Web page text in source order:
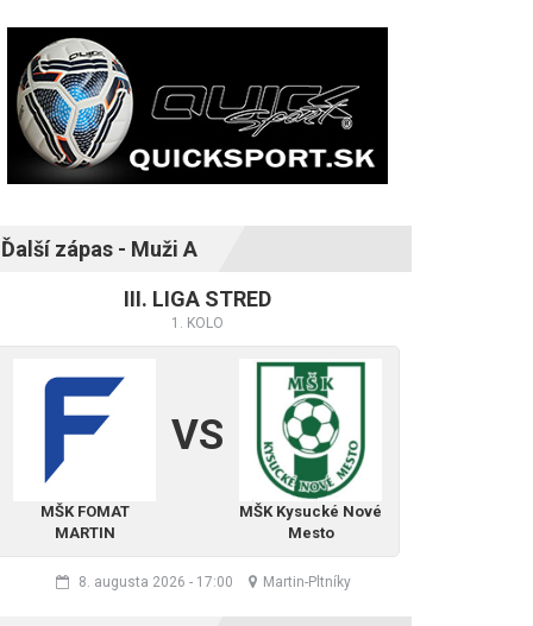
Ďalší zápas - Muži A
III. LIGA STRED
1. KOLO
MŠK FOMAT
MARTIN
VS
MŠK Kysucké Nové
Mesto
8. augusta 2026 - 17:00 Martin-Pltníky